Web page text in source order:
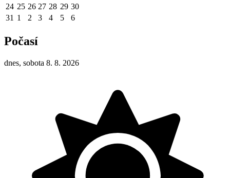
24 25 26 27 28 29 30
31 1 2 3 4 5 6
Počasí
dnes, sobota 8. 8. 2026